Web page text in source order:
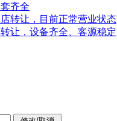
齐全
转让，目前正常营业状态
让，设备齐全、客源稳定